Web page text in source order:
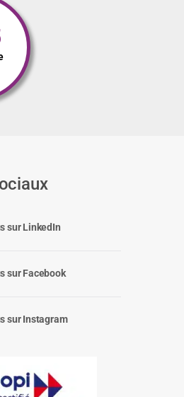
sur LinkedIn
sur Facebook
sur Instagram